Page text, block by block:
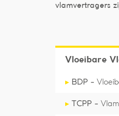
vlamvertragers
Vloeibare
▸ BDP -
▸ TCPP -